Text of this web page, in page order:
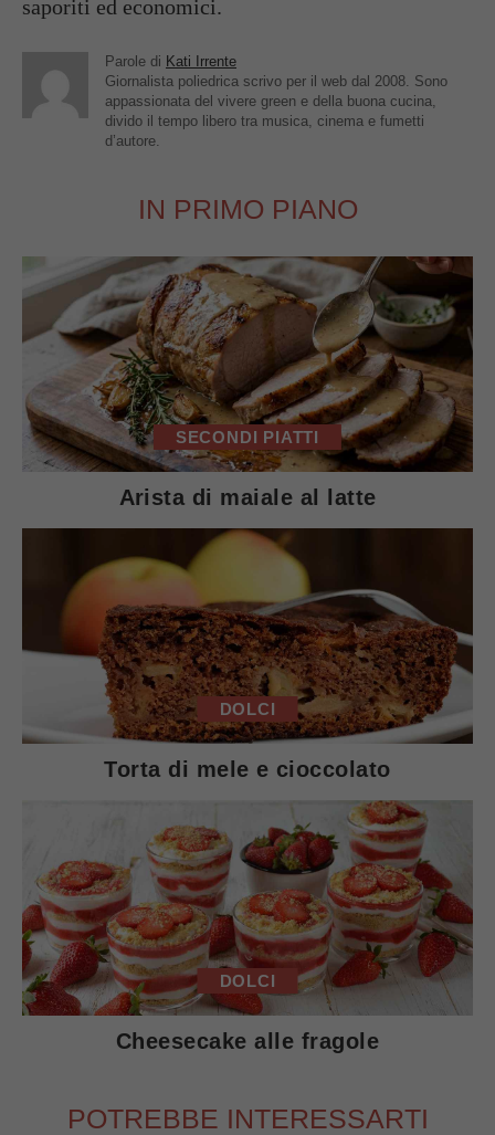
saporiti ed economici.
Parole di Kati Irrente
Giornalista poliedrica scrivo per il web dal 2008. Sono
appassionata del vivere green e della buona cucina,
divido il tempo libero tra musica, cinema e fumetti
d’autore.
IN PRIMO PIANO
SECONDI PIATTI
Arista di maiale al latte
DOLCI
Torta di mele e cioccolato
DOLCI
Cheesecake alle fragole
POTREBBE INTERESSARTI